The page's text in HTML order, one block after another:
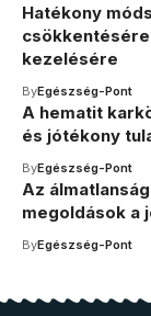
Hatékony
kezelésére
ByEgészség-Pont
A hematit
és jótékony
ByEgészség-Pont
Az
megoldások a
ByEgészség-Pont